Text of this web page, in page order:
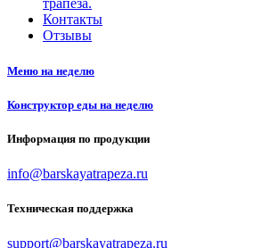
трапеза.
Контакты
Отзывы
Меню на неделю
Конструктор еды на неделю
Информация по продукции
info@barskayatrapeza.ru
Техническая поддержка
support@barskayatrapeza.ru